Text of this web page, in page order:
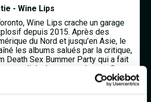
- Wine Lips
Wine Lips crache un garage
depuis 2015. Après des
du Nord et jusqu’en Asie, le
les albums salués par la critique,
Death Sex Bummer Party qui a fait
mondiale. Leur nouvel opus, Super
encore plus loin leur son
Enregistré au Sugar Shack
c’est 12 bombes prêtes à